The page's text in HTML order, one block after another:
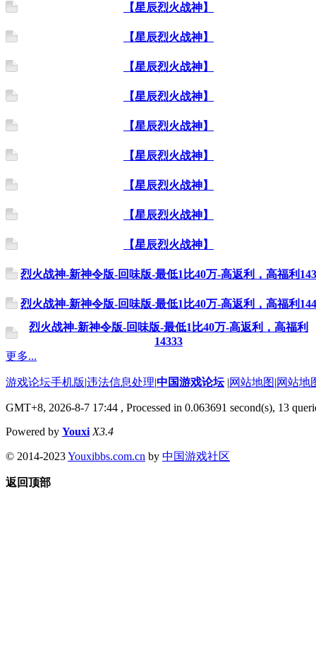
【星辰烈火战神】
【星辰烈火战神】
【星辰烈火战神】
【星辰烈火战神】
【星辰烈火战神】
【星辰烈火战神】
【星辰烈火战神】
【星辰烈火战神】
【星辰烈火战神】
烈火战神-新神令版-回味版-最低1比40万-高返利，高福利143
烈火战神-新神令版-回味版-最低1比40万-高返利，高福利144
烈火战神-新神令版-回味版-最低1比40万-高返利，高福利
14333
更多...
游戏论坛手机版|违法信息处理|中国游戏论坛 |网站地图|网站地
GMT+8, 2026-8-7 17:44 , Processed in 0.063691 second(s), 13
Powered by Youxi X3.4
© 2014-2023Youxibbs.com.cn by 中国游戏社区
返回顶部